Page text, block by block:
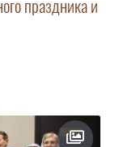
праздника и